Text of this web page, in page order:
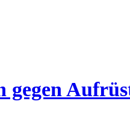
gegen